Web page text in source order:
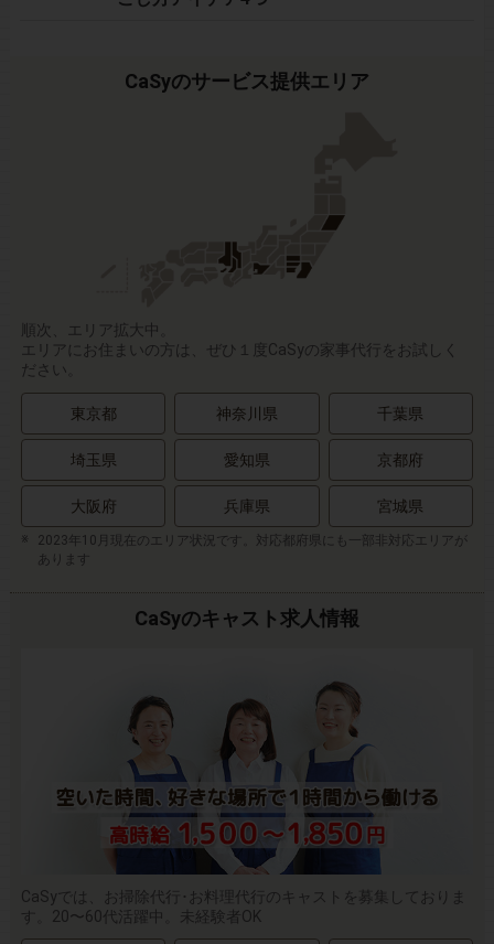
CaSyのサービス提供エリア
順次、エリア拡大中。
エリアにお住まいの方は、ぜひ１度CaSyの家事代行をお試しく
ださい。
東京都 神奈川県 千葉県
埼玉県 愛知県 京都府
大阪府 兵庫県 宮城県
2023年10月現在のエリア状況です。対応都府県にも一部非対応エリアが
あります
CaSyのキャスト求人情報
CaSyでは、お掃除代行･お料理代行のキャストを募集しておりま
す。20〜60代活躍中。未経験者OK